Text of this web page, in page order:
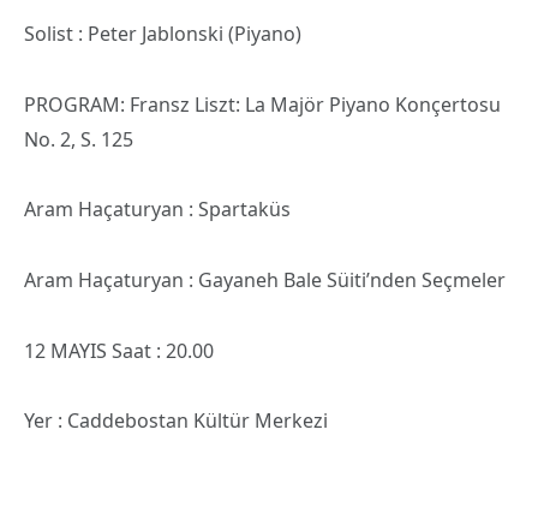
Solist : Peter Jablonski (Piyano)
PROGRAM: Fransz Liszt: La Majör Piyano Konçertosu
No. 2, S. 125
Aram Haçaturyan : Spartaküs
Aram Haçaturyan : Gayaneh Bale Süiti’nden Seçmeler
12 MAYIS Saat : 20.00
Yer : Caddebostan Kültür Merkezi